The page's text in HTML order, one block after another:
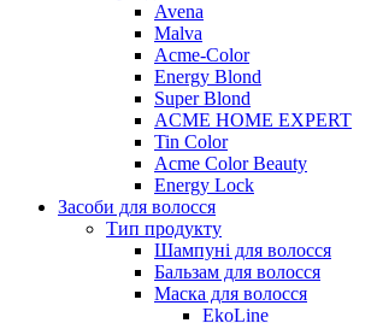
Avena
Malva
Acme-Color
Energy Blond
Super Blond
ACME HOME EXPERT
Tin Color
Acme Color Beauty
Energy Lock
Засоби для волосся
Тип продукту
Шампуні для волосся
Бальзам для волосся
Маска для волосся
EkoLine